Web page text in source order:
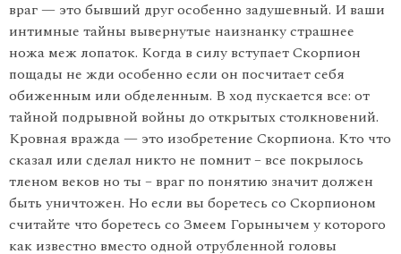
враг — это бывший друг особенно задушевный. И ваши
интимные тайны вывернутые наизнанку страшнее
ножа меж лопаток. Когда в силу вступает Скорпион
пощады не жди особенно если он посчитает себя
обиженным или обделенным. В ход пускается все: от
тайной подрывной войны до открытых столкновений.
Кровная вражда — это изобретение Скорпиона. Кто что
сказал или сделал никто не помнит – все покрылось
тленом веков но ты – враг по понятию значит должен
быть уничтожен. Но если вы боретесь со Скорпионом
считайте что боретесь со Змеем Горынычем у которого
как известно вместо одной отрубленной головы